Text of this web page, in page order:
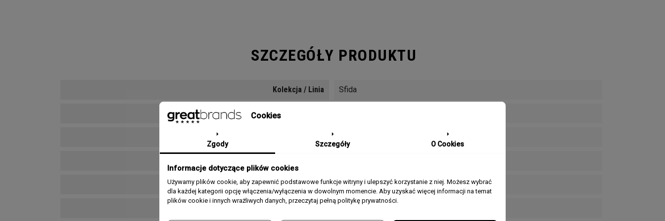
SZCZEGÓŁY PRODUKTU
Kolekcja / Linia Sfida
Rozmiar Koperty 44 mm
Cookies
Zgody Szczegóły O Cookies
Informacje dotyczące plików cookies
Używamy plików cookie, aby zapewnić podstawowe funkcje witryny i ulepszyć korzystanie z niej. Możesz wybrać
dla każdej kategorii opcję włączenia/wyłączenia w dowolnym momencie. Aby uzyskać więcej informacji na temat
plików cookie i innych wrażliwych danych, przeczytaj pełną politykę prywatności.